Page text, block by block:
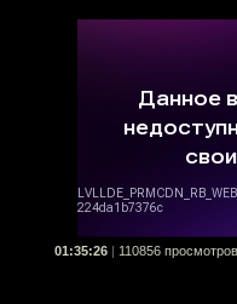
01:35:26 110856 просмотров